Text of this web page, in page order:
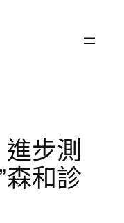
進步測
森和診